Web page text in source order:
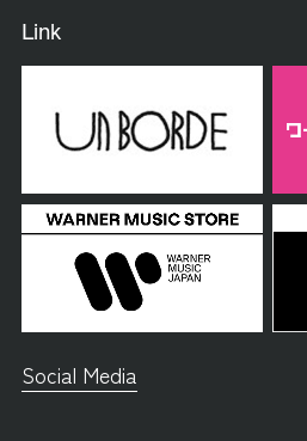
Link
Social Media